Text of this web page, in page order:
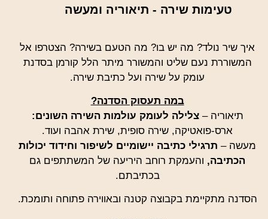
טעימות שירה - תיאוריה ומעשה
איך שיר נולד? מה יש בו? מה הטעם בשירה? הצטרפו אל
המשוררת נעם שליט והמשורר מיתר הלל קורמן בסדנת
עומק על שירה ועל כתיבת שירה.
במה תעסוק הסדנה?
תיאוריה –צלילה לעומק עולמות השירה השונים:
ארס-פואטיקה, שירה סופית, שירת אהבה ועוד.
מעשה – תרגילי כתיבה יישומיים לשיפור וחידוד יכולות
הכתיבה, והעמקת רוחב היריעה של המשתתפים גם
בכתיבתם.
הסדנה מתקיימת בקבוצה קטנה ובאווירה פתוחה ותומכת.